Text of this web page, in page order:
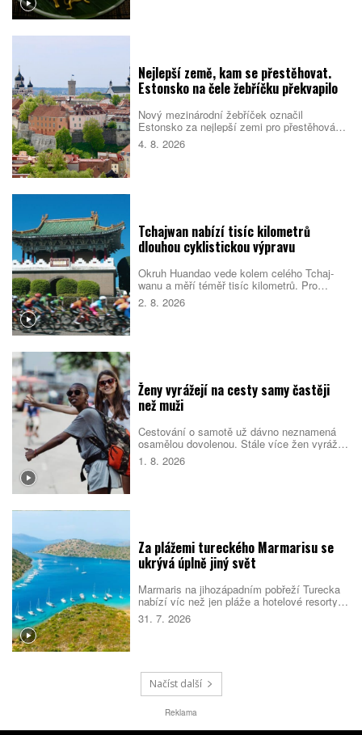
Nejlepší země, kam se přestěhovat.
Estonsko na čele žebříčku překvapilo
Nový mezinárodní žebříček označil
Estonsko za nejlepší zemi pro přestěhování
v roce 2026. Pobaltský stát se umístil před
Singapurem i Malajsií díky kombinaci
4. 8. 2026
Tchajwan nabízí tisíc kilometrů
dlouhou cyklistickou výpravu
Okruh Huandao vede kolem celého Tchaj-
wanu a měří téměř tisíc kilometrů. Pro
místní představuje oblíbený přechodový
rituál, turistům zase ukazuje odlehlé pobřeží,
2. 8. 2026
Ženy vyrážejí na cesty samy častěji
než muži
Cestování o samotě už dávno neznamená
osamělou dovolenou. Stále více žen vyráží
do světa bez partnera či rodiny, zároveň ale
vyhledává malé skupiny stejně naladěných
1. 8. 2026
Za plážemi tureckého Marmarisu se
ukrývá úplně jiný svět
Marmaris na jihozápadním pobřeží Turecka
nabízí víc než jen pláže a hotelové resorty.
Město obklopují borové lesy, zátoky s
průzračnou vodou i pozůstatky dávných
31. 7. 2026
Načíst další
Reklama